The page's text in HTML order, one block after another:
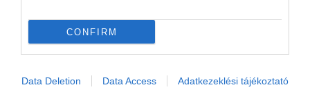
CONFIRM
Data Deletion Data Access Adatkezeklési tájékoztató
Érdekelnek az utazós hírek? Akkor Neked szól
aTurizmus hírekcsoport, éshírlevelünk.
Ha útleírások, szállás vélemények érdekelnek, akkor